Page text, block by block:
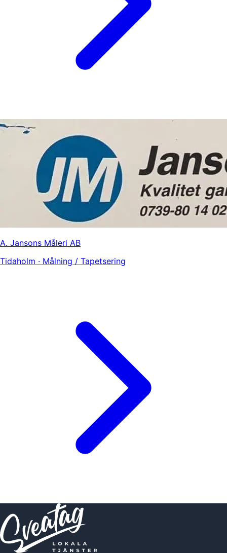
A. Jansons Måleri AB
Tidaholm · Målning / Tapetsering